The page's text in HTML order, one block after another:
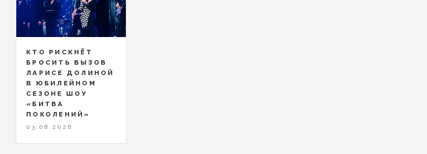
КТО РИСКНЁТ
БРОСИТЬ ВЫЗОВ
ЛАРИСЕ ДОЛИНОЙ
В ЮБИЛЕЙНОМ
СЕЗОНЕ ШОУ
«БИТВА
ПОКОЛЕНИЙ»
03.08.2026